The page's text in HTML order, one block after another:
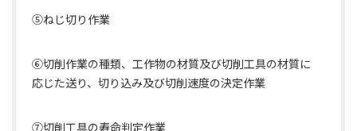
⑤ねじ切り作業
⑥切削作業の種類、工作物の材質及び切削工具の材質に
応じた送り、切り込み及び切削速度の決定作業
⑦切削工具の寿命判定作業